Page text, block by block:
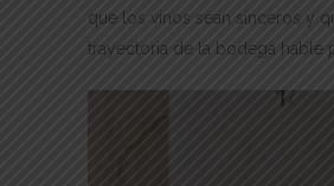
que los vinos sean sinceros y
trayectoria de la bodega hable